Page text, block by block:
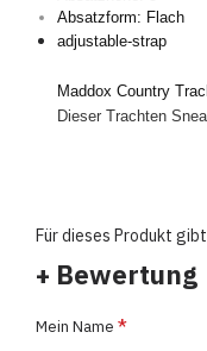
Absatzform: Flach
adjustable-strap
Maddox Country
Dieser Trachten
Für dieses Produkt
+ Bewertung
Mein Name